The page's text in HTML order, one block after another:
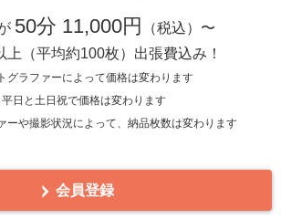
50分 11,000円
（税込）〜
上（平均約100枚）出張費込み！
グラファーによって価格は変わります
日と土日祝で価格は変わります
ーや撮影状況によって、納品枚数は変わります
会員登録